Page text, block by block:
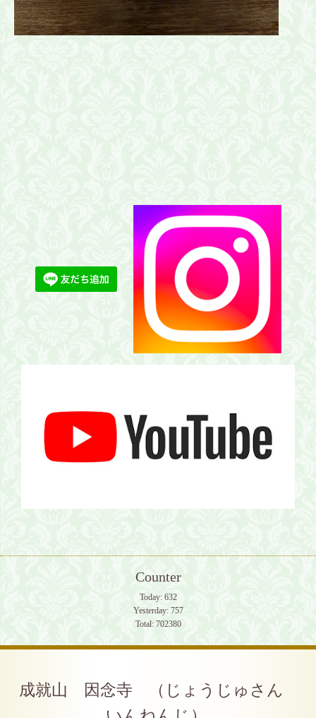
Counter
Today: 632
Yesterday: 757
Total: 702380
成就山 因念寺 （じょうじゅさん